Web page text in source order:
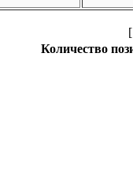
Количество